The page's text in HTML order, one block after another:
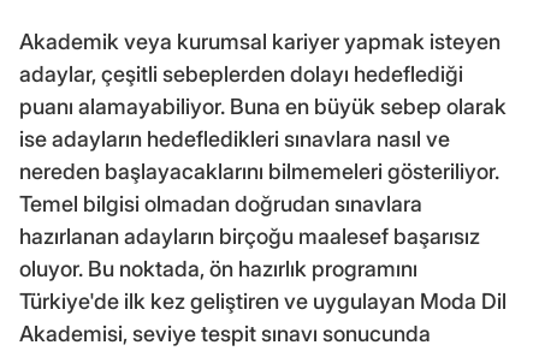
Akademik veya kurumsal kariyer yapmak isteyen
adaylar, çeşitli sebeplerden dolayı hedeflediği
puanı alamayabiliyor. Buna en büyük sebep olarak
ise adayların hedefledikleri sınavlara nasıl ve
nereden başlayacaklarını bilmemeleri gösteriliyor.
Temel bilgisi olmadan doğrudan sınavlara
hazırlanan adayların birçoğu maalesef başarısız
oluyor. Bu noktada, ön hazırlık programını
Türkiye'de ilk kez geliştiren ve uygulayan Moda Dil
Akademisi, seviye tespit sınavı sonucunda